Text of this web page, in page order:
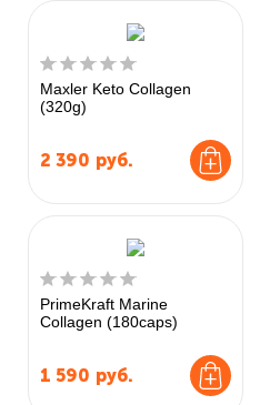
Maxler Keto Collagen
(320g)
2 390 руб.
PrimeKraft Marine
Collagen (180caps)
1 590 руб.